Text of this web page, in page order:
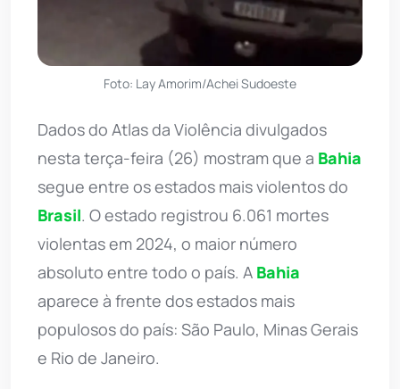
Foto: Lay Amorim/Achei Sudoeste
Dados do Atlas da Violência divulgados
nesta terça-feira (26) mostram que a Bahia
segue entre os estados mais violentos do
Brasil. O estado registrou 6.061 mortes
violentas em 2024, o maior número
absoluto entre todo o país. A Bahia
aparece à frente dos estados mais
populosos do país: São Paulo, Minas Gerais
e Rio de Janeiro.